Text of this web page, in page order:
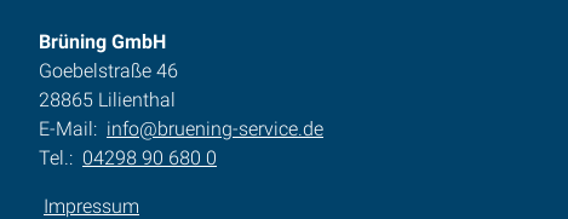
Brüning GmbH
Goebelstraße 46
28865 Lilienthal
E-Mail: info@bruening-service.de
Tel.: 04298 90 680 0
Impressum